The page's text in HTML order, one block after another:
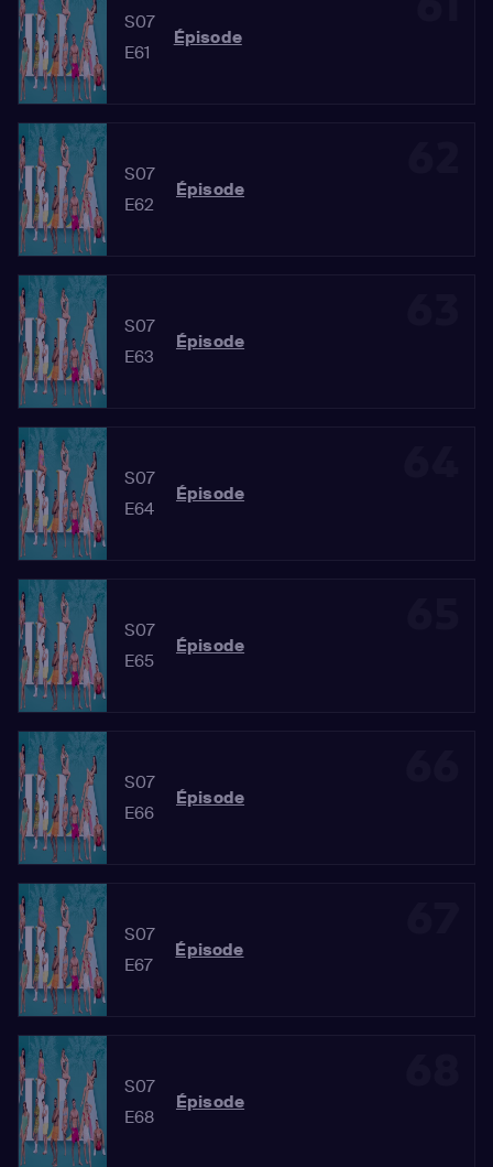
S07
E61
Épisode
S07
E62
Épisode
S07
E63
Épisode
S07
E64
Épisode
S07
E65
Épisode
S07
E66
Épisode
S07
E67
Épisode
S07
E68
Épisode